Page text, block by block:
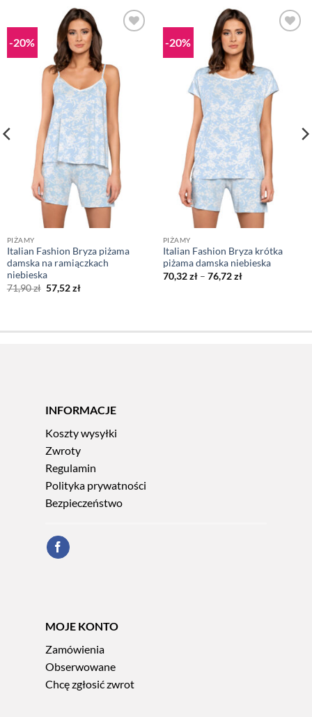
-20%
PIŻAMY
Italian Fashion Bryza piżama
damska na ramiączkach
niebieska
71,90zł Pierwotna
cena
57,52złAktualna
-20%
PIŻAMY
Italian Fashion Bryza krótka
piżama damska niebieska
70,32zł – 76,72złZakres
INFORMACJE
Koszty wysyłki
Zwroty
Regulamin
Polityka prywatności
Bezpieczeństwo
MOJE KONTO
Zamówienia
Obserwowane
Chcę zgłosić zwrot